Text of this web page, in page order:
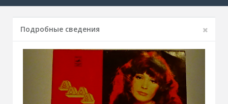
Подробные сведения